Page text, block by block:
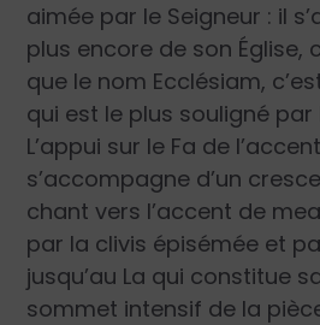
aimée par le Seigneur : il
plus encore de son Église,
que le nom Ecclésiam,
qui est le plus souligné par
L’appui sur le Fa de
s’accompagne d’un
chant vers l’accent de
par la clivis épisémée et
jusqu’au La qui constitue
sommet intensif de la